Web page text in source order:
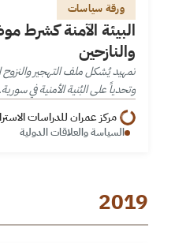
ورقة سياسات
البيئة الآمنة كشرط
والنازحين
تمهيد يُشكل ملف التهجير والنزوح
وتحدياً على البُنية الأمنية في سورية.
مركز عمران للدراسات
السياسة والعلاقات الدولية
2019